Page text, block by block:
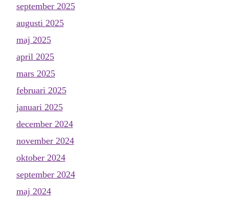
september 2025
augusti 2025
maj 2025
april 2025
mars 2025
februari 2025
januari 2025
december 2024
november 2024
oktober 2024
september 2024
maj 2024